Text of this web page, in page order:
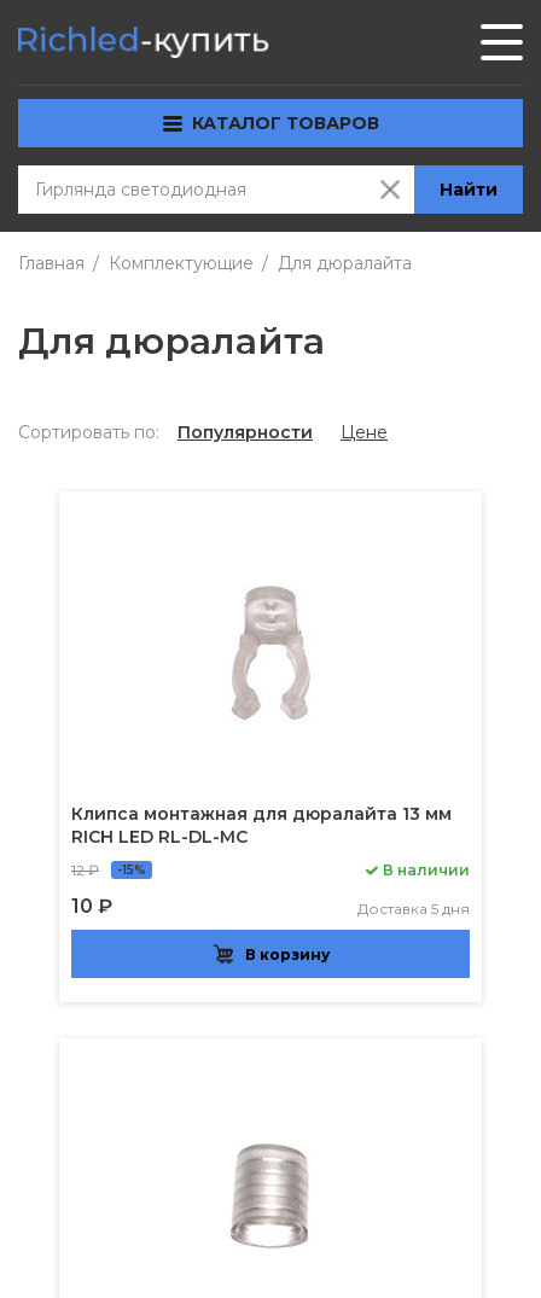
КАТАЛОГ ТОВАРОВ
Найти
Главная Комплектующие Для дюралайта
Для дюралайта
Сортировать по: Популярности Цене
Клипса монтажная для дюралайта 13 мм
RICH LED RL-DL-MC
12 ₽ -15%
10 ₽
В наличии
Доставка 5 дня
В корзину